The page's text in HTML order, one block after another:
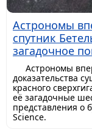
Астрономы
спутник
загадочное
Астрономы
доказательства
красного
её загадочные
представления о
Science.